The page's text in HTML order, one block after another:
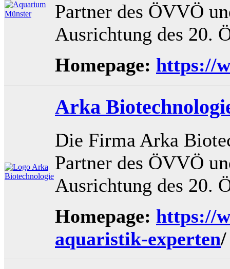
Partner des ÖVVÖ
Ausrichtung des 20.
Homepage: https://
Arka
Die Firma Arka
Partner des ÖVVÖ
Ausrichtung des 20.
Homepage: https://
aquaristik-experten/